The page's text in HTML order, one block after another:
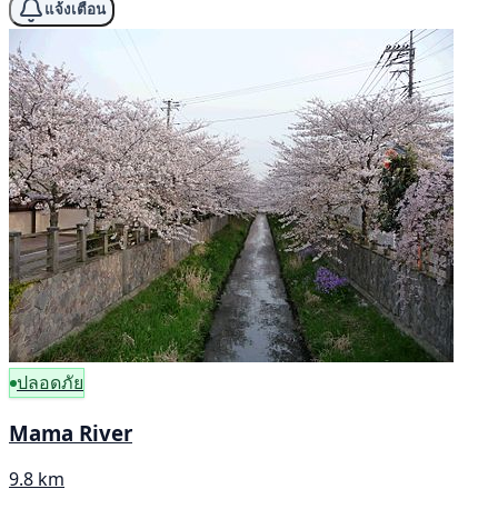
แจ้งเตือน
ปลอดภัย
Mama River
9.8 km